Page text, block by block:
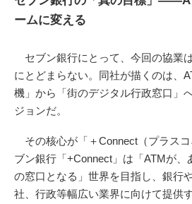
ームに変える
セブン銀行にとって、今回の協業
にとどまらない。同社が描くのは、
機」から「街のデジタル行政窓口」
ジョンだ。
その核心が「＋Connect（プラス
ブン銀行「+Connect」は「ATMが、
の窓口となる」世界を目指し、銀行
社、行政等幅広い業界に向けて提供